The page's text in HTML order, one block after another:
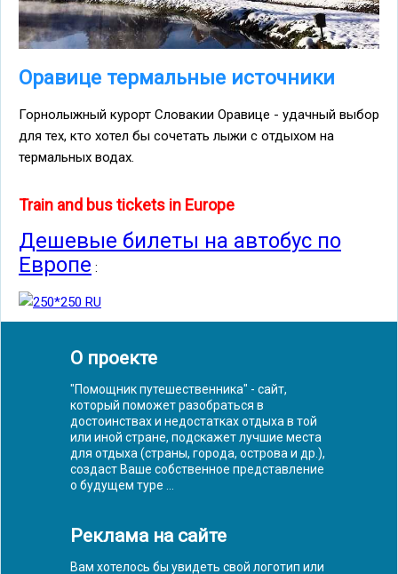
Оравице термальные источники
Горнолыжный курорт Словакии Оравице - удачный выбор
для тех, кто хотел бы сочетать лыжи с отдыхом на
термальных водах.
Train and bus tickets in Europe
Дешевые билеты на автобус по
Европе :
О проекте
"Помощник путешественника" - сайт,
который поможет разобраться в
достоинствах и недостатках отдыха в той
или иной стране, подскажет лучшие места
для отдыха (страны, города, острова и др.),
создаст Ваше собственное представление
о будущем туре ...
Реклама на сайте
Вам хотелось бы увидеть свой логотип или